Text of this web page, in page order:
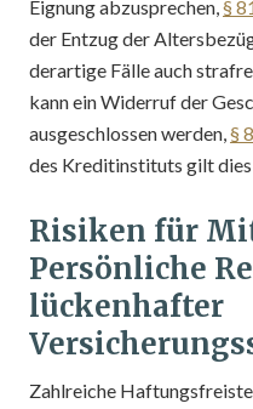
Eignung abzusprechen,§
der Entzug der
derartige Fälle auch
kann ein Widerruf der
ausgeschlossen werden,§
des Kreditinstituts gilt
Risiken für
Persönliche
lückenhafter
Zahlreiche